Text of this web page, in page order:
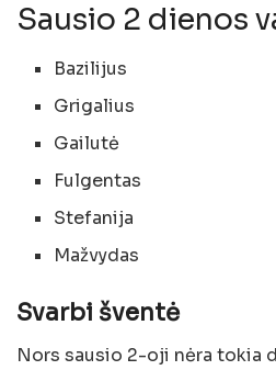
Sausio 2 dienos
Bazilijus
Grigalius
Gailutė
Fulgentas
Stefanija
Mažvydas
Svarbi šventė
Nors sausio 2-oji nėra tokia